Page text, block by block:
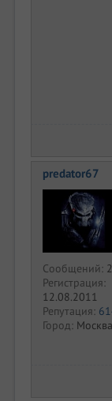
predator67
Сообщений:
Регистрация:
12.08.2011
Репутация:
Город: Москва